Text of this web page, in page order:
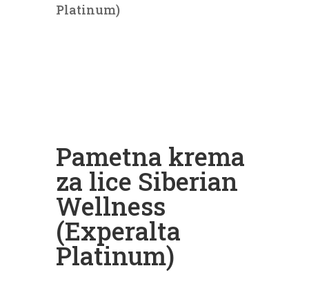
Platinum)
Pametna krema
za lice Siberian
Wellness
(Experalta
Platinum)